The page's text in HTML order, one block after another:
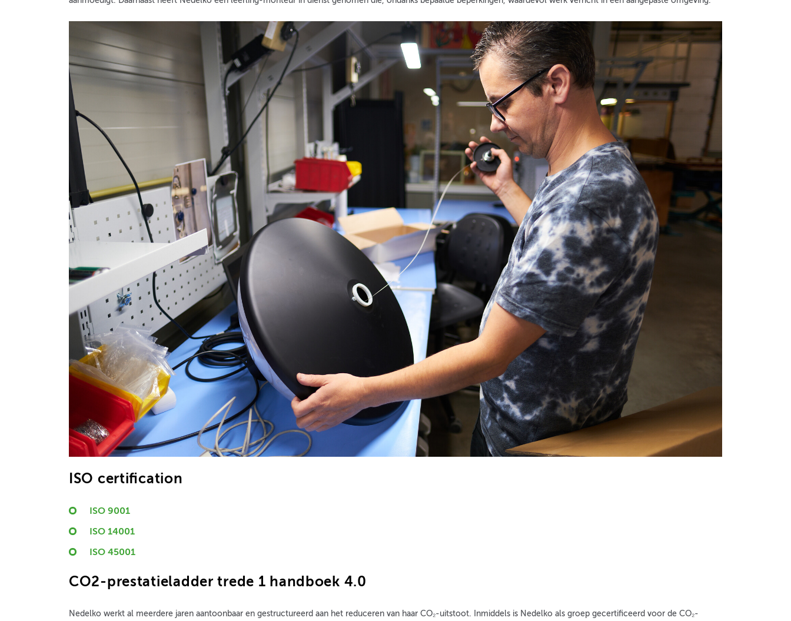
ISO certification
ISO 9001
ISO 14001
ISO 45001
CO2-prestatieladder trede 1 handboek 4.0
Nedelko werkt al meerdere jaren aantoonbaar en gestructureerd aan het reduceren van haar CO₂-uitstoot. Inmiddels is Nedelko als groep gecertificeerd voor de CO₂-